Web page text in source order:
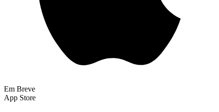
Em Breve
App Store